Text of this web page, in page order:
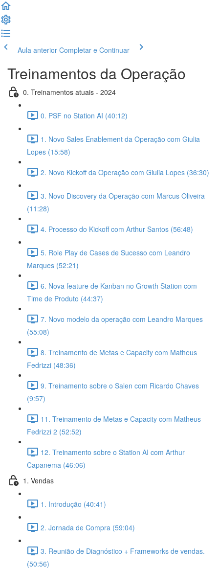
Aula anterior Completar e Continuar
Treinamentos da Operação
0. Treinamentos atuais - 2024
0. PSF no Station AI (40:12)
1. Novo Sales Enablement da Operação com Giulia
Lopes (15:58)
2. Novo Kickoff da Operação com Giulia Lopes (36:30)
3. Novo Discovery da Operação com Marcus Oliveira
(11:28)
4. Processo do Kickoff com Arthur Santos (56:48)
5. Role Play de Cases de Sucesso com Leandro
Marques (52:21)
6. Nova feature de Kanban no Growth Station com
Time de Produto (44:37)
7. Novo modelo da operação com Leandro Marques
(55:08)
8. Treinamento de Metas e Capacity com Matheus
Fedrizzi (48:36)
9. Treinamento sobre o Salen com Ricardo Chaves
(9:57)
11. Treinamento de Metas e Capacity com Matheus
Fedrizzi 2 (52:52)
12. Treinamento sobre o Station AI com Arthur
Capanema (46:06)
1. Vendas
1. Introdução (40:41)
2. Jornada de Compra (59:04)
3. Reunião de Diagnóstico + Frameworks de vendas.
(50:56)